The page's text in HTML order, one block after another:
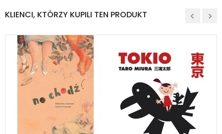
KLIENCI, KTÓRZY KUPILI TEN PRODUKT